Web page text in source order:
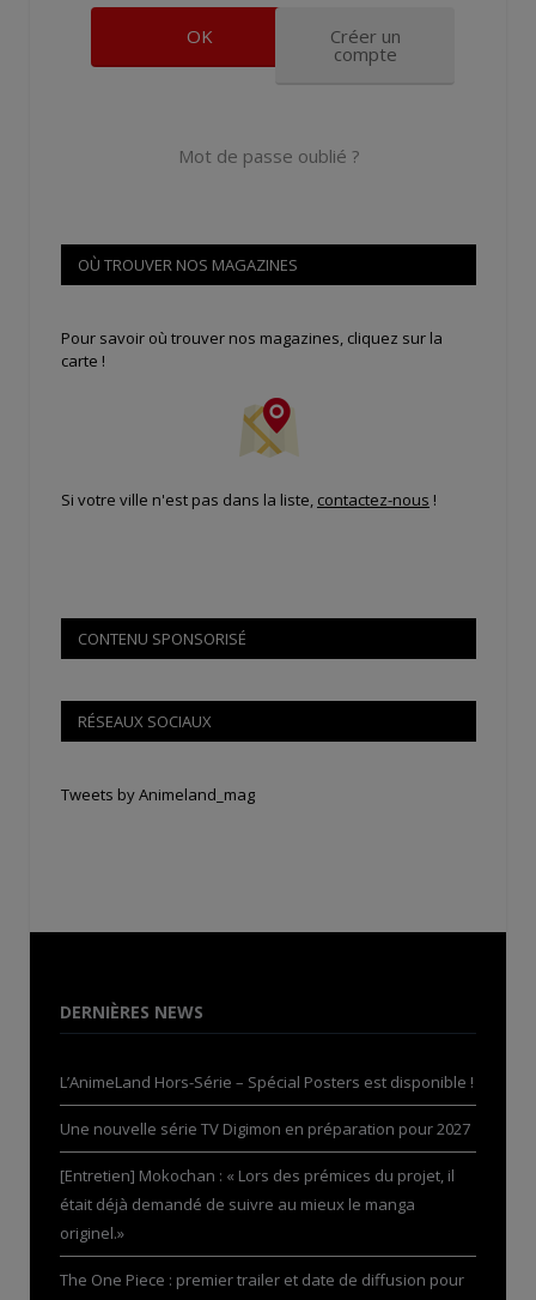
Créer un
compte
Mot de passe oublié ?
OÙ TROUVER NOS MAGAZINES
Pour savoir où trouver nos magazines, cliquez sur la
carte !
Si votre ville n'est pas dans la liste, contactez-nous !
CONTENU SPONSORISÉ
RÉSEAUX SOCIAUX
Tweets by Animeland_mag
DERNIÈRES NEWS
L’AnimeLand Hors-Série – Spécial Posters est disponible !
Une nouvelle série TV Digimon en préparation pour 2027
[Entretien] Mokochan : « Lors des prémices du projet, il
était déjà demandé de suivre au mieux le manga
originel.»
The One Piece : premier trailer et date de diffusion pour